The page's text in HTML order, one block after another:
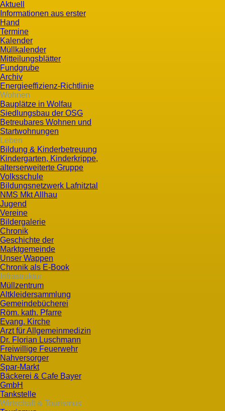
Aktuell
Informationen aus erster
Hand
Termine
Kalender
Müllkalender
Mitteilungsblätter
Fundgrube
Archiv
Energieeffizienz-Richtlinie
Wohnen
Bauplätze in Wolfau
Siedlungsbau der OSG
Betreubares Wohnen und
Startwohnungen
Leben
Bildung & Kinderbetreuung
Kindergarten, Kinderkrippe,
alterserweiterte Gruppe
Volksschule
Bildungsnetzwerk Lafnitztal
NMS Mkt Allhau
Jugend
Vereine
Bildergalerie
Chronik
Geschichte der
Marktgemeinde
Unser Wappen
Chronik als E-Book
Infrastruktur
Müllzentrum
Altkleidersammlung
Gemeindebücherei
Röm. kath. Pfarre
Evang. Kirche
Arzt für Allgemeinmedizin
Dr. Florian Luschmann
Freiwillige Feuerwehr
Nahversorger
Spar-Markt
Bäckerei & Cafe Bayer
GmbH
Tankstelle
Wirtschaft & Tourismus